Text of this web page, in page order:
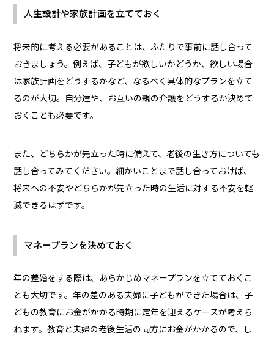
人生設計や家族計画を立てておく
将来的に考える必要があることは、ふたりで事前に話し合って
おきましょう。例えば、子どもが欲しいかどうか、欲しい場合
は家族計画をどうするかなど、なるべく具体的なプランを立て
るのが大切。自分達や、お互いの親の介護をどうするか決めて
おくことも必要です。
また、どちらかが先立った時に備えて、老後の生き方についても
話し合ってみてください。細かいことまで話し合っておけば、
将来への不安やどちらかが先立った時の生活に対する不安を軽
減できるはずです。
マネープランを決めておく
年の差婚をする際は、あらかじめマネープランを立てておくこ
とも大切です。年の差のある夫婦に子どもができた場合は、子
どもの教育にお金がかかる時期に定年を迎えるケースが考えら
れます。教育と夫婦の老後生活の両方にお金がかかるので、し